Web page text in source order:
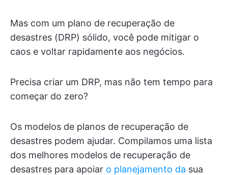
Mas com um plano de recuperação de
desastres (DRP) sólido, você pode mitigar o
caos e voltar rapidamente aos negócios.
Precisa criar um DRP, mas não tem tempo para
começar do zero?
Os modelos de planos de recuperação de
desastres podem ajudar. Compilamos uma lista
dos melhores modelos de recuperação de
desastres para apoiar o planejamento da sua